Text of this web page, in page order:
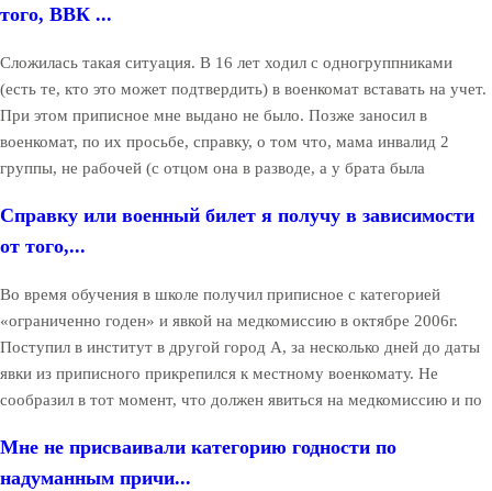
того, ВВК ...
Сложилась такая ситуация. В 16 лет ходил с одногруппниками
(есть те, кто это может подтвердить) в военкомат вставать на учет.
При этом приписное мне выдано не было. Позже заносил в
военкомат, по их просьбе, справку, о том что, мама инвалид 2
группы, не рабочей (с отцом она в разводе, а у брата была
Справку или военный билет я получу в зависимости
от того,...
Во время обучения в школе получил приписное с категорией
«ограниченно годен» и явкой на медкомиссию в октябре 2006г.
Поступил в институт в другой город А, за несколько дней до даты
явки из приписного прикрепился к местному военкомату. Не
сообразил в тот момент, что должен явиться на медкомиссию и по
Мне не присваивали категорию годности по
надуманным причи...